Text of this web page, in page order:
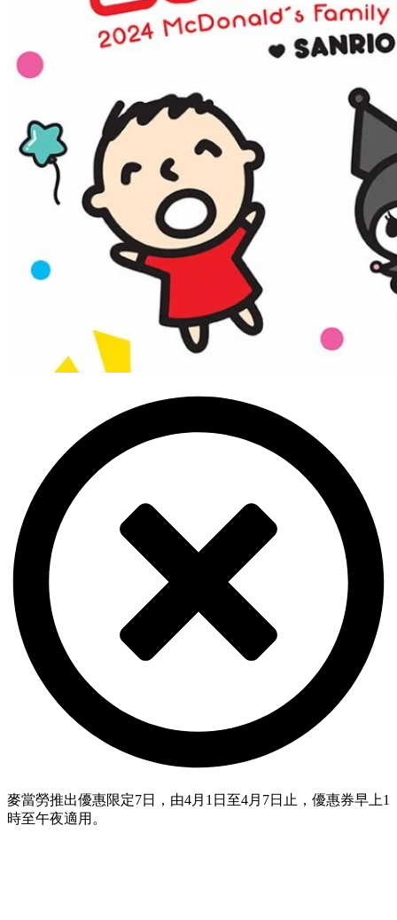
麥當勞推出優惠限定7日，由4月1日至4月7日止，優惠券早上1
時至午夜適用。